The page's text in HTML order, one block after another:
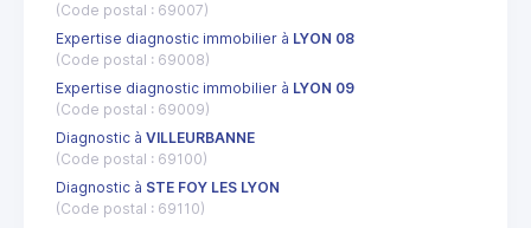
(Code postal : 69007)
Expertise diagnostic immobilier à LYON 08
(Code postal : 69008)
Expertise diagnostic immobilier à LYON 09
(Code postal : 69009)
Diagnostic à VILLEURBANNE
(Code postal : 69100)
Diagnostic à STE FOY LES LYON
(Code postal : 69110)